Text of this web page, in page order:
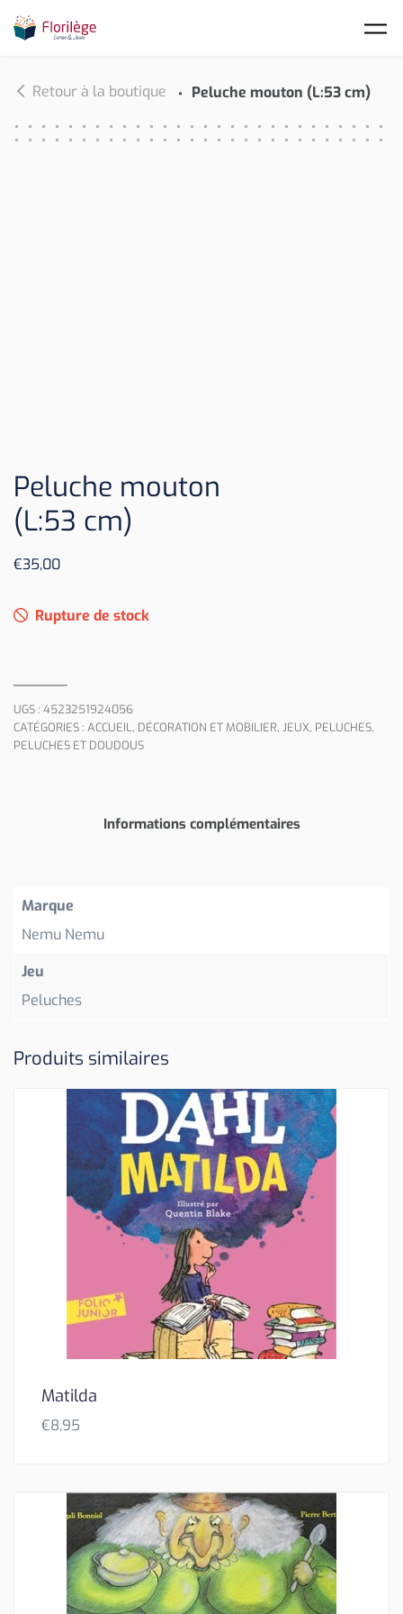
Retour à la boutique Peluche mouton (L:53 cm)
Peluche mouton
(L:53 cm)
€35,00
Rupture de stock
UGS : 4523251924056
CATÉGORIES : ACCUEIL, DÉCORATION ET MOBILIER, JEUX, PELUCHES,
PELUCHES ET DOUDOUS
Informations complémentaires
Marque
Nemu Nemu
Jeu
Peluches
Produits similaires
Matilda
€8,95